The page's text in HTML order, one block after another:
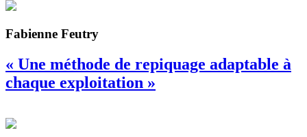
Fabienne Feutry
« Une méthode de repiquage adaptable à
chaque exploitation »